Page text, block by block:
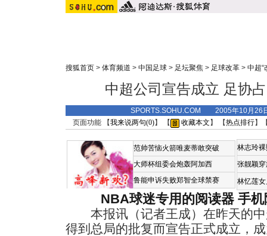
搜狐首页 > 体育频道 > 中国足球 > 足坛聚焦 > 足球改革 > 中超“
中超公司宣告成立 足协
SPORTS.SOHU.COM 2005年10月
页面功能 【我来说两句(0)】 【 收藏本文 】 【热点排行】
范帅苦恼火箭唯麦蒂敢突破
大师杯组委会炮轰阿加西
鲁能申诉失败郑智全球禁赛
林志玲
张靓颖
林忆莲
NBA球迷专用的阅读器 手
本报讯（记者王成）在昨天的中
得到总局的批复而宣告正式成立，